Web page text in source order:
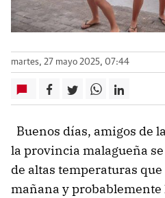
martes, 27 mayo 2025, 07:44
Buenos días, amigos de
la provincia malagueña
de altas temperaturas
mañana y probablemente